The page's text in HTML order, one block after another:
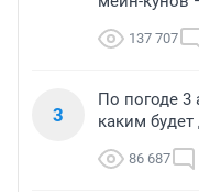
137 707
3
По погоде 3
каким
86 687